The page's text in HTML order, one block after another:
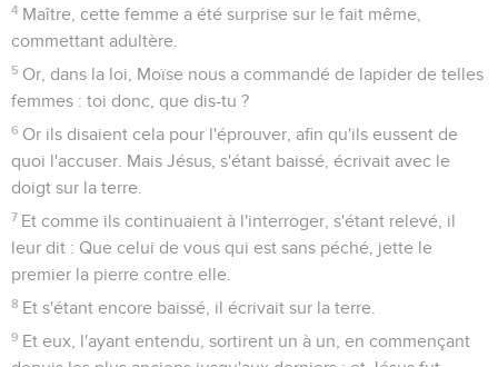
4 Maître, cette femme a été surprise sur le fait même,
commettant adultère.
5 Or, dans la loi, Moïse nous a commandé de lapider de telles
femmes : toi donc, que dis-tu ?
6 Or ils disaient cela pour l'éprouver, afin qu'ils eussent de
quoi l'accuser. Mais Jésus, s'étant baissé, écrivait avec le
doigt sur la terre.
7 Et comme ils continuaient à l'interroger, s'étant relevé, il
leur dit : Que celui de vous qui est sans péché, jette le
premier la pierre contre elle.
8 Et s'étant encore baissé, il écrivait sur la terre.
9 Et eux, l'ayant entendu, sortirent un à un, en commençant